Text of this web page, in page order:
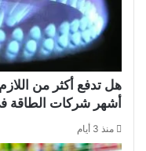
هل تدفع أكثر من
أشهر شركات الطاقة
منذ 3 أيام